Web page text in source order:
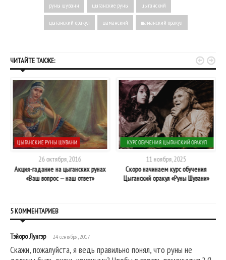
руны шувани цыганские руны цыганский
цыганский оракул шаманский шаманский оракул
ЧИТАЙТЕ ТАКЖЕ:
ЦЫГАНСКИЕ РУНЫ ШУВАНИ
26 октября, 2016
Акция-гадание на цыганских рунах
«Ваш вопрос — наш ответ»
КУРС ОБУЧЕНИЯ. ЦЫГАНСКИЙ ОРАКУЛ
11 ноября, 2025
Скоро начинаем курс обучения
Цыганский оракул «Руны Шувани»
 
5 КОММЕНТАРИЕВ
Тэйоро Лунгэр 24 сентября, 2017
Скажи, пожалуйста, я ведь правильно понял, что руны не